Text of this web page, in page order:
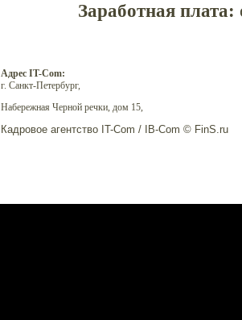
Заработная плата:
Адрес IT-Com:
г. Санкт-Петербург,
Набережная Черной речки, дом 15,
Кадровое агентство IT-Com / IB-Com © FinS.ru